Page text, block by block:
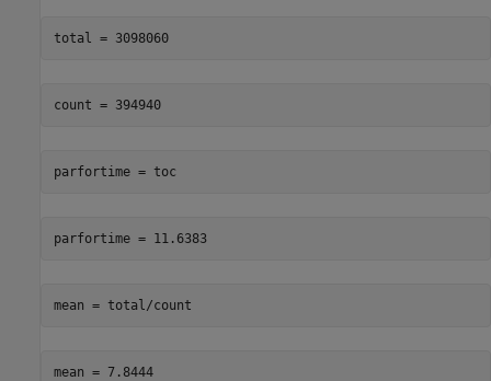
total = 3098060
count = 394940
parfortime = toc
parfortime = 11.6383
mean = total/count
mean = 7.8444